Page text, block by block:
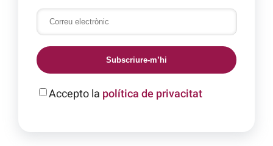
Subscriure-m’hi
Accepto la política de privacitat